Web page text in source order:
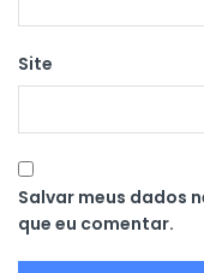
Site
Salvar meus dados
que eu comentar.